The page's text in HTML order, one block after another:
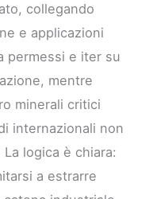
collegando
e applicazioni
permessi e iter su
mentre
minerali critici
internazionali non
logica è chiara:
a estrarre